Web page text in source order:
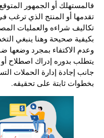
فالمستهلك أو الجمهور المتوقع
تقدمها أو المنتج الذي ترغب في
تكاليف شراءه والعمليات
بكيفية صحيحة وهنا ينبغي
وعدم الاكتفاء بمجرد وضعها
يتطلب بدوره إدراك اصطلاح أو
جانب إجادة إدارة الحملات
بخطوات ثابتة على تحقيقه.